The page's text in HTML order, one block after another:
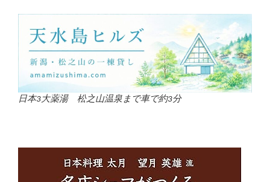
日本3大薬湯 松之山温泉まで車で約3分